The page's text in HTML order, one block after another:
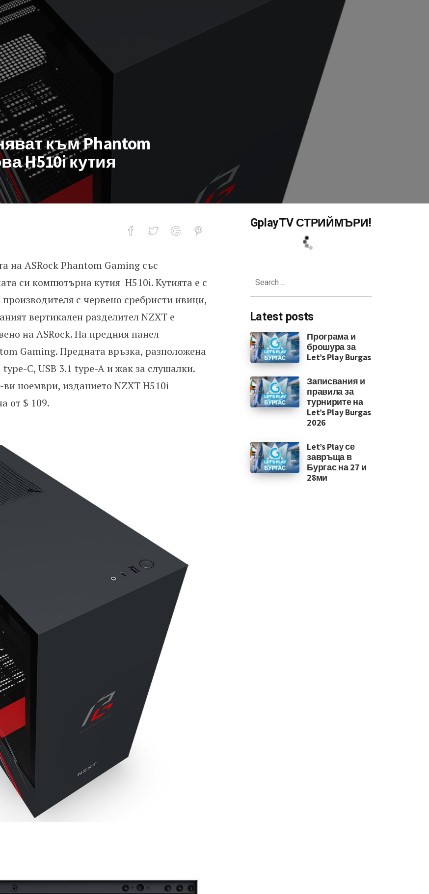
към Phantom
H510i кутия
Phantom Gaming Alliance с нова H510i кутия
на ASRock Phantom Gaming със
си компютърна кутия H510i. Кутията е с
с червено сребристи ивици,
вертикален разделител NZXT е
на ASRock. На предния панел
Gaming. Предната връзка, разположена
C, USB 3.1 type-A и жак за слушалки.
ноември, изданието NZXT H510i
от $ 109.
GplayTV СТРИЙМЪРИ!
for:
Latest posts
Програма и
брошура за
Let’s Play Burgas
Записвания и
правила за
турнирите на
Let’s Play Burgas
2026
Let’s Play се
завръща в
Бургас на 27 и
28ми